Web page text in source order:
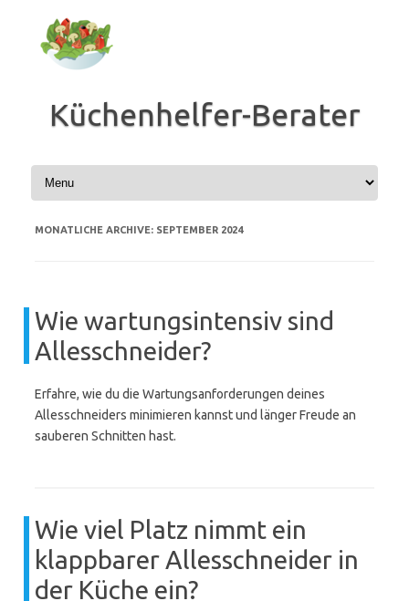
springen
Küchenhelfer-Berater
MONATLICHE ARCHIVE: SEPTEMBER 2024
Wie wartungsintensiv sind
Allesschneider?
Erfahre, wie du die Wartungsanforderungen deines
Allesschneiders minimieren kannst und länger Freude an
sauberen Schnitten hast.
Wie viel Platz nimmt ein
klappbarer Allesschneider in
der Küche ein?